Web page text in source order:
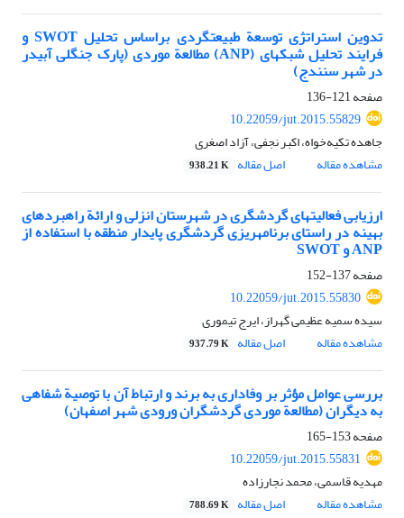
تدوین استراتژی توسعة طبیعت‏گردی بر‌اساس تحلیل SWOT و
فرایند تحلیل شبکه‏ای (ANP) مطالعة موردی (پارک جنگلی آبیدر
در شهر سنندج)
صفحه121-136
10.22059/jut.2015.55829
جاهده تکیه‌خواه، اکبر نجفی، آزاد اصغری
مشاهده مقاله
اصل مقاله 938.21 K
ارزیابی فعالیت‏های گردشگری در شهرستان انزلی و ارائة راهبردهای
بهینه در راستای برنامه‏ریزی گردشگری پایدار منطقه با استفاده از
ANP و SWOT
صفحه137-152
10.22059/jut.2015.55830
سیده سمیه عظیمی گهراز، ایرج تیموری
مشاهده مقاله
اصل مقاله 937.79 K
بررسی عوامل مؤثر بر وفاداری به برند و ارتباط آن با توصیة شفاهی
به دیگران (مطالعة موردی گردشگران ورودی شهر اصفهان)
صفحه153-165
10.22059/jut.2015.55831
مهدیه قاسمی، محمد نجارزاده
مشاهده مقاله
اصل مقاله 788.69 K